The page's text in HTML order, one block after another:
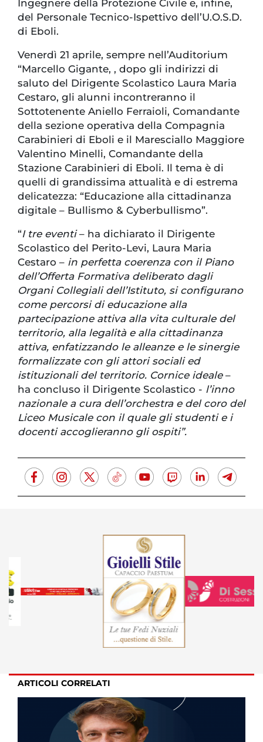
Ingegnere della Protezione Civile e, infine,
del Personale Tecnico-Ispettivo dell’U.O.S.D.
di Eboli.
Venerdì 21 aprile, sempre nell’Auditorium
“Marcello Gigante, , dopo gli indirizzi di
saluto del Dirigente Scolastico Laura Maria
Cestaro, gli alunni incontreranno il
Sottotenente Aniello Ferraioli, Comandante
della sezione operativa della Compagnia
Carabinieri di Eboli e il Maresciallo Maggiore
Valentino Minelli, Comandante della
Stazione Carabinieri di Eboli. Il tema è di
quelli di grandissima attualità e di estrema
delicatezza: “Educazione alla cittadinanza
digitale – Bullismo & Cyberbullismo”.
“I tre eventi– ha dichiarato il Dirigente
Scolastico del Perito-Levi, Laura Maria
Cestaro – in perfetta coerenza con il Piano
dell’Offerta Formativa deliberato dagli
Organi Collegiali dell’Istituto, si configurano
come percorsi di educazione alla
partecipazione attiva alla vita culturale del
territorio, alla legalità e alla cittadinanza
attiva, enfatizzando le alleanze e le sinergie
formalizzate con gli attori sociali ed
istituzionali del territorio. Cornice ideale –
ha concluso il Dirigente Scolastico - l’inno
nazionale a cura dell’orchestra e del coro del
Liceo Musicale con il quale gli studenti e i
docenti accoglieranno gli ospiti”.
ARTICOLI CORRELATI